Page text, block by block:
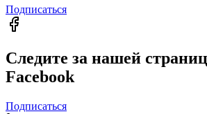
Подписаться
Следите за нашей
Facebook
Подписаться